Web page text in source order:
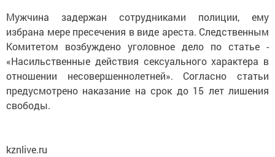
Мужчина задержан сотрудниками полиции, ему
избрана мере пресечения в виде ареста. Следственным
Комитетом возбуждено уголовное дело по статье -
«Насильственные действия сексуального характера в
отношении несовершеннолетней». Согласно статьи
предусмотрено наказание на срок до 15 лет лишения
свободы.
kznlive.ru